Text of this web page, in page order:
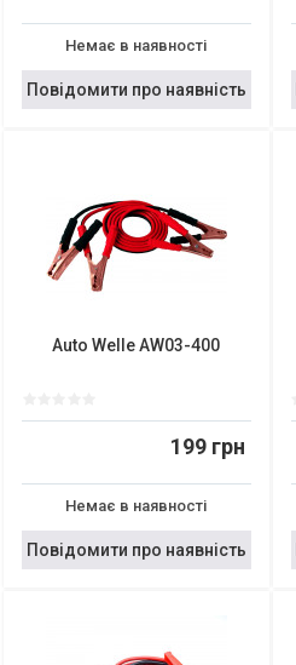
Немає в наявності
Повідомити про наявність
Auto Welle AW03-400
199 грн
Немає в наявності
Повідомити про наявність